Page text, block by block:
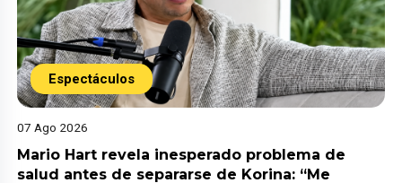
Espectáculos
07 Ago 2026
Mario Hart revela inesperado problema de
salud antes de separarse de Korina: “Me